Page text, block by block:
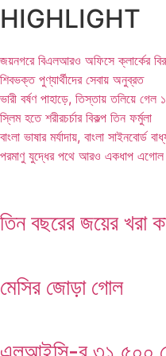
HIGHLIGHT
জয়নগরে বিএলআরও অফিসে ক্লার্কের
শিবভক্ত পুণ্যার্থীদের সেবায় অনুব্রত
ভারী বর্ষণ পাহাড়ে, তিস্তায় তলিয়ে
স্লিম হতে শরীরচর্চার বিকল্প তিন ফর্মুলা
বাংলা ভাষার মর্যাদায়, বাংলা সাইনবোর্ড
পরমাণু যুদ্ধের পথে আরও একধাপ এগোল
তিন বছরের জয়ের খরা
মেসির জোড়া গোল